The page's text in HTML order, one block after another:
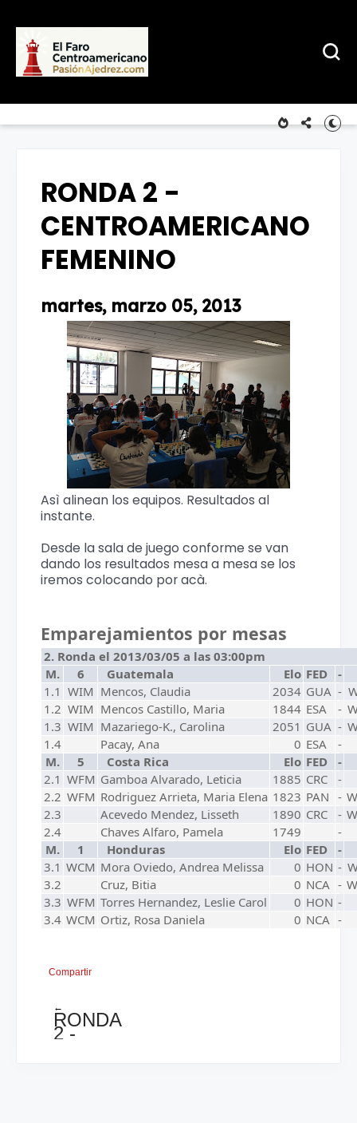
RONDA 2 -
CENTROAMERICANO
FEMENINO
martes, marzo 05, 2013
Asì alinean los equipos. Resultados al
instante.
Desde la sala de juego conforme se van
dando los resultados mesa a mesa se los
iremos colocando por acà.
Emparejamientos por mesas
2. Ronda el 2013/03/05 a las 03:00pm
M.
6 Guatemala Elo FED
-
1.1 WIM Mencos, Claudia 2034 GUA -
1.2 WIM Mencos Castillo, Maria 1844 ESA -
1.3 WIM Mazariego-K., Carolina 2051 GUA -
1.4
Pacay, Ana 0 ESA
-
M.
5 Costa Rica Elo FED
-
2.1 WFM Gamboa Alvarado, Leticia 1885 CRC
-
2.2 WFM Rodriguez Arrieta, Maria Elena 1823 PAN -
2.3
Acevedo Mendez, Lisseth 1890 CRC -
2.4
Chaves Alfaro, Pamela 1749
-
M.
1 Honduras Elo FED
-
3.1 WCM Mora Oviedo, Andrea Melissa 0 HON -
3.2
Cruz, Bitia 0 NCA -
3.3 WFM Torres Hernandez, Leslie Carol 0 HON -
3.4 WCM Ortiz, Rosa Daniela 0 NCA -
Compartir
←
RONDA
2 -